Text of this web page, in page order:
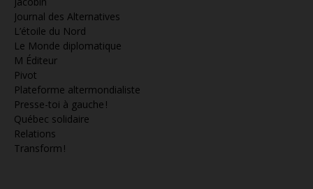
Journal des Alternatives
L’étoile du Nord
Le Monde diplomatique
M Éditeur
Pivot
Plateforme altermondialiste
Presse-toi à gauche !
Québec solidaire
Relations
Transform !